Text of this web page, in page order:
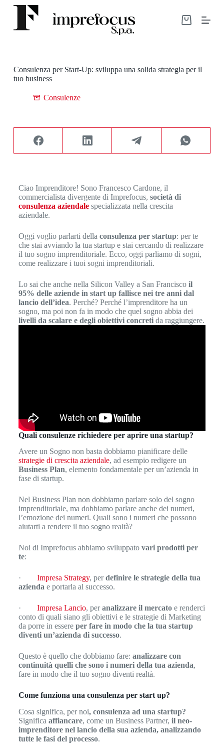
u
Consulenza per Start-Up: sviluppa una solida strategia per il
tuo business
Consulenze
Ciao Imprenditore! Sono Francesco Cardone, il
commercialista divergente di Imprefocus, società di
consulenza aziendalespecializzata nella crescita
aziendale.
Oggi voglio parlarti della consulenza per startup: per te
che stai avviando la tua startup e stai cercando di realizzare
il tuo sogno imprenditoriale. Ecco, oggi parliamo di sogni,
come realizzare i tuoi sogni imprenditoriali.
Lo sai che anche nella Silicon Valley a San Francisco il
95% delle aziende in start up fallisce nei tre anni dal
lancio dell’idea. Perché? Perché l’imprenditore ha un
sogno, ma poi non fa in modo che quel sogno abbia dei
livelli da scalare e degli obiettivi concretida raggiungere.
Quali consulenze richiedere per aprire una startup?
Avere un Sogno non basta dobbiamo pianificare delle
strategie di crescita aziendale, ad esempio redigere un
Business Plan, elemento fondamentale per un’azienda in
fase di startup.
Nel Business Plan non dobbiamo parlare solo del sogno
imprenditoriale, ma dobbiamo parlare anche dei numeri,
l’emozione dei numeri. Quali sono i numeri che possono
aiutarti a rendere il tuo sogno realtà?
Noi di Imprefocus abbiamo sviluppato vari prodotti per
te:
· Impresa Strategy, perdefinire le strategie della tua
azienda e portarla al successo.
· Impresa Lancio, peranalizzare il mercatoe renderci
conto di quali siano gli obiettivi e le strategie di Marketing
da porre in essere per fare in modo che la tua startup
diventi un’azienda di successo.
Questo è quello che dobbiamo fare: analizzare con
continuità quelli che sono i numeri della tua azienda,
fare in modo che il tuo sogno diventi realtà.
Come funziona una consulenza per start up?
Cosa significa, per noi, consulenza ad una startup?
Significa affiancare, come un Business Partner, il neo-
imprenditore nel lancio della sua azienda, analizzando
tutte le fasi del processo.